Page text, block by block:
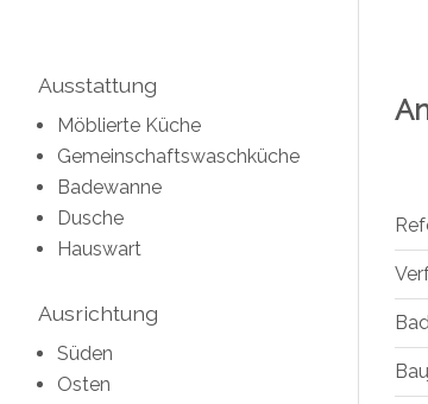
Ausstattung
Möblierte Küche
Gemeinschaftswaschküche
Badewanne
Dusche
Hauswart
Ausrichtung
Süden
Osten